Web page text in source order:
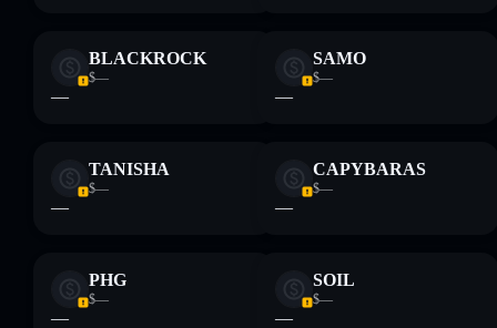
BLACKROCK
$—
—
SAMO
$—
—
TANISHA
$—
—
CAPYBARAS
$—
—
PHG
$—
—
SOIL
$—
—